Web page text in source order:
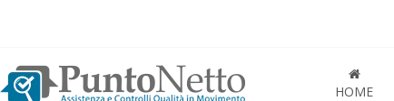
HOME